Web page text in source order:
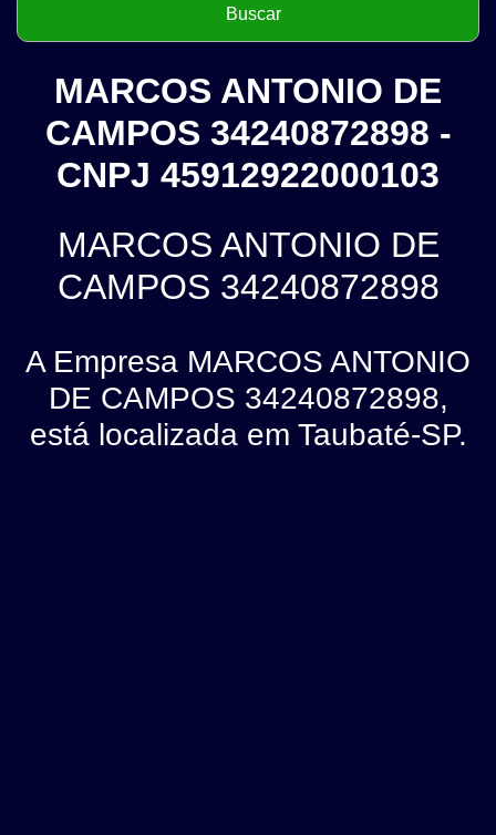
MARCOS ANTONIO DE
CAMPOS 34240872898 -
CNPJ 45912922000103
MARCOS ANTONIO DE
CAMPOS 34240872898
A Empresa MARCOS ANTONIO
DE CAMPOS 34240872898,
está localizada em Taubaté-SP.